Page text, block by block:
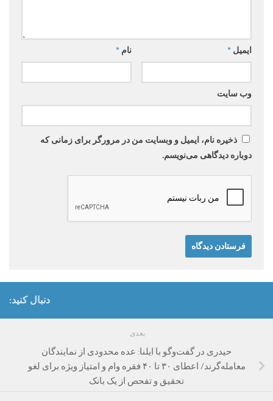
نام * ایمیل *
وب‌ سایت
ذخیره نام، ایمیل و وبسایت من در مرورگر برای زمانی که
دوباره دیدگاهی می‌نویسم.
دنبال کنید:
بعدی
حیدری در گفت‌وگو با ایلنا: عده‌ محدودی از نمایندگان
معامله‌گرند/ اعطای ۳۰ تا ۴۰ فقره وام و امتیاز ویژه برای لغو
تحقیق و تفحص از یک بانک